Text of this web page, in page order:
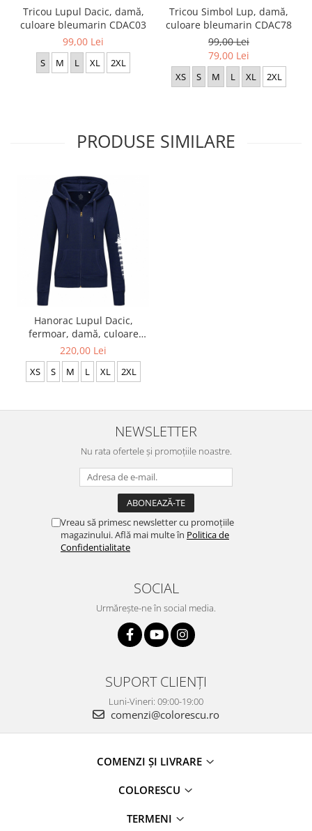
Tricou Lupul Dacic, damă,
culoare bleumarin CDAC03
99,00 Lei
S M L XL 2XL
Tricou Simbol Lup, damă,
culoare bleumarin CDAC78
99,00 Lei
79,00 Lei
XS S M L XL 2XL
PRODUSE SIMILARE
Hanorac Lupul Dacic,
fermoar, damă, culoare
bleumarin CDAC66
220,00 Lei
XS S M L XL 2XL
NEWSLETTER
Nu rata ofertele și promoțiile noastre.
Vreau să primesc newsletter cu promoțiile
magazinului. Află mai multe în Politica de
Confidentialitate
SOCIAL
Urmărește-ne în social media.
SUPORT CLIENȚI
Luni-Vineri: 09:00-19:00
comenzi@colorescu.ro
COMENZI ȘI LIVRARE
COLORESCU
TERMENI